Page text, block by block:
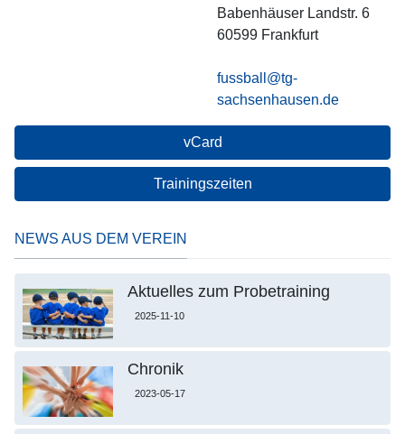
Babenhäuser Landstr. 6
60599 Frankfurt
fussball@tg-
sachsenhausen.de
vCard
Trainingszeiten
NEWS AUS DEM VEREIN
Aktuelles zum Probetraining
2025-11-10
Chronik
2023-05-17